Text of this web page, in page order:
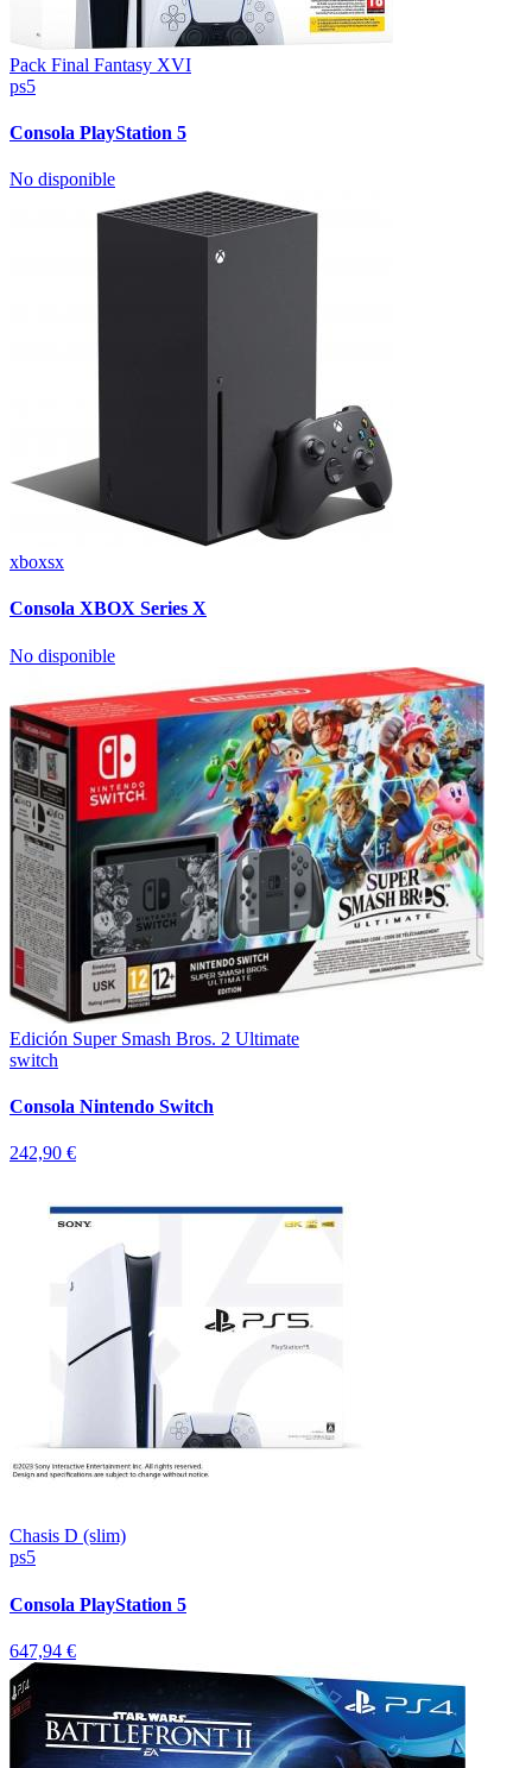
Pack Final Fantasy XVI
ps5
Consola PlayStation 5
No disponible
xboxsx
Consola XBOX Series X
No disponible
Edición Super Smash Bros. 2 Ultimate
switch
Consola Nintendo Switch
242,90 €
Chasis D (slim)
ps5
Consola PlayStation 5
647,94 €